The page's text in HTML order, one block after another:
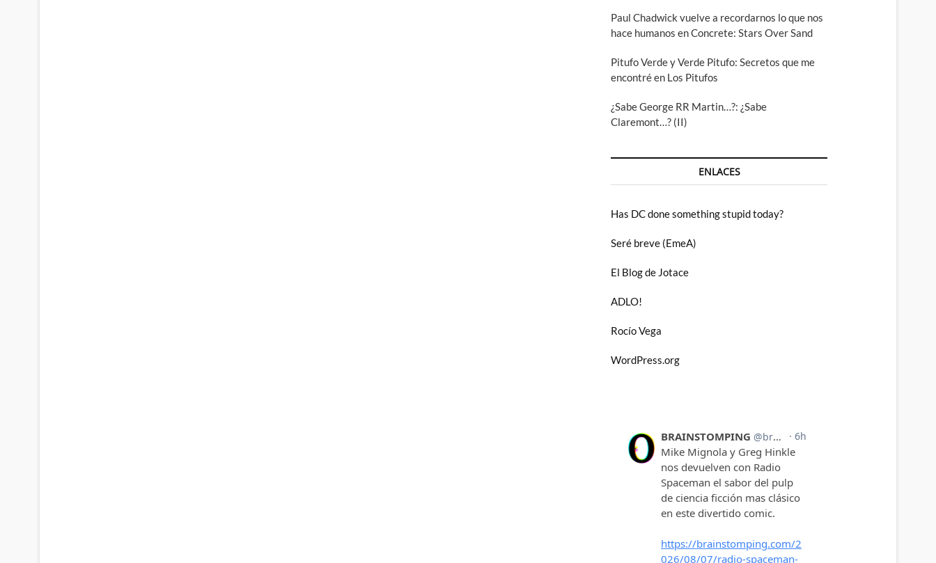
Paul Chadwick vuelve a recordarnos lo que nos
hace humanos en Concrete: Stars Over Sand
Pitufo Verde y Verde Pitufo: Secretos que me
encontré en Los Pitufos
¿Sabe George RR Martin…?: ¿Sabe
Claremont…? (II)
ENLACES
Has DC done something stupid today?
Seré breve (EmeA)
El Blog de Jotace
ADLO!
Rocío Vega
WordPress.org